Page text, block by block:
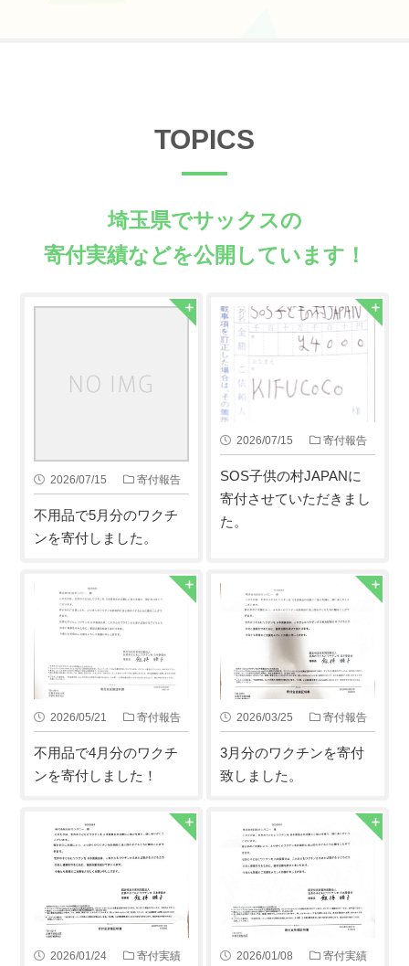
TOPICS
埼玉県でサックスの
寄付実績などを公開しています！
2026/07/15 寄付報告
不用品で5月分のワクチ
ンを寄付しました。
2026/07/15 寄付報告
SOS子供の村JAPANに
寄付させていただきまし
た。
2026/05/21 寄付報告
不用品で4月分のワクチ
ンを寄付しました！
2026/03/25 寄付報告
3月分のワクチンを寄付
致しました。
2026/01/24
寄付実績
2026/01/08
寄付実績